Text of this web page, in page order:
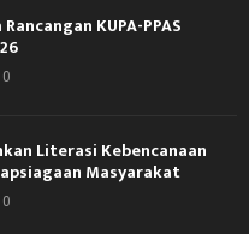
KUPA-PPAS
0
Literasi Kebencanaan
Masyarakat
0